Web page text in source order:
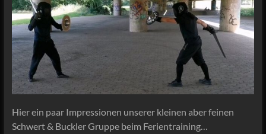
Hier ein paar Impressionen unserer kleinen aber feinen
Schwert & Buckler Gruppe beim Ferientraining…